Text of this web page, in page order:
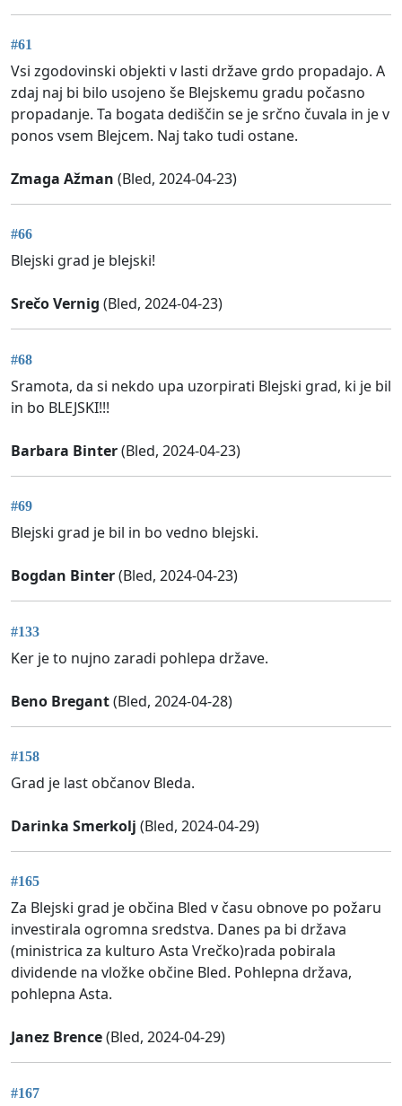
#61
Vsi zgodovinski objekti v lasti države grdo propadajo. A
zdaj naj bi bilo usojeno še Blejskemu gradu počasno
propadanje. Ta bogata dediščin se je srčno čuvala in je v
ponos vsem Blejcem. Naj tako tudi ostane.
Zmaga Ažman (Bled, 2024-04-23)
#66
Blejski grad je blejski!
Srečo Vernig (Bled, 2024-04-23)
#68
Sramota, da si nekdo upa uzorpirati Blejski grad, ki je bil
in bo BLEJSKI!!!
Barbara Binter(Bled, 2024-04-23)
#69
Blejski grad je bil in bo vedno blejski.
Bogdan Binter(Bled, 2024-04-23)
#133
Ker je to nujno zaradi pohlepa države.
Beno Bregant(Bled, 2024-04-28)
#158
Grad je last občanov Bleda.
Darinka Smerkolj (Bled, 2024-04-29)
#165
Za Blejski grad je občina Bled v času obnove po požaru
investirala ogromna sredstva. Danes pa bi država
(ministrica za kulturo Asta Vrečko)rada pobirala
dividende na vložke občine Bled. Pohlepna država,
pohlepna Asta.
Janez Brence(Bled, 2024-04-29)
#167